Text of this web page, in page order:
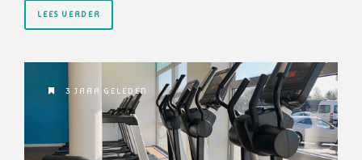
LEES VERDER
3 JAAR GELEDEN